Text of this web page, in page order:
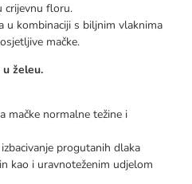
crijevnu floru.
u kombinaciji s biljnim vlaknima
mačke.
želeu.
mačke normalne težine i
progutanih dlaka
kao i uravnoteženim udjelom